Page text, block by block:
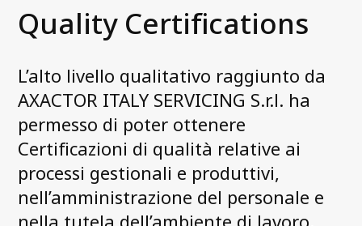
Italy
Spain
Sweden
Axactor Investing
Axactor Servicing
Cleaning balance sheet service
About us
SERVICES
BUSINESS ANALYSIS
What we do
Management in Italy
Quality Certifications
L’alto livello qualitativo raggiunto da
AXACTOR ITALY SERVICING S.r.l. ha
permesso di poter ottenere
Certificazioni di qualità relative ai
processi gestionali e produttivi,
nell’amministrazione del personale e